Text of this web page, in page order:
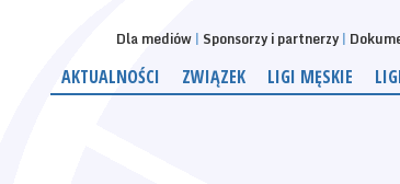
Dla mediów Sponsorzy i partnerzy
AKTUALNOŚCI ZWIĄZEK LIGI MĘSKIE